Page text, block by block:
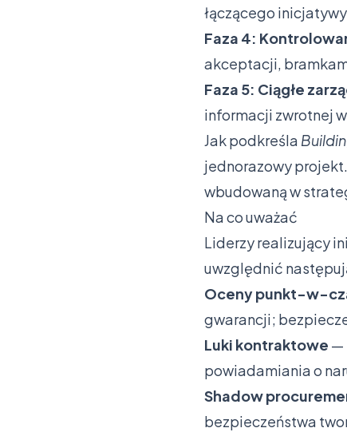
łączącego
Faza 4:
akceptacji,
Faza 5: Ciągłe
informacji zwrotnej
Jak podkreśla
jednorazowy
wbudowaną w
Na co uważać
Liderzy realizujący
uwzględnić
Oceny punkt-w-
gwarancji;
Luki kontraktowe —
powiadamiania o
Shadow
bezpieczeństwa